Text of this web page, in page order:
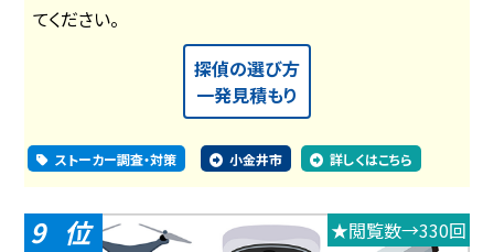
てください。
探偵の選び方
一発見積もり
ストーカー調査・対策 小金井市 詳しくはこちら
9 ★閲覧数→330回